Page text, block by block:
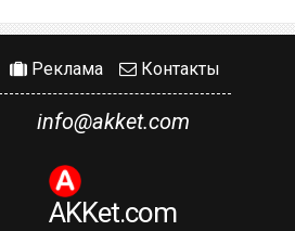
Реклама Контакты
info@akket.com
AKKet.com